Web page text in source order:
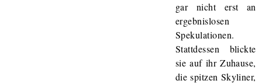
gar nicht erst an
ergebnislosen
Spekulationen.
Stattdessen blickte
sie auf ihr Zuhause,
die spitzen Skyliner,